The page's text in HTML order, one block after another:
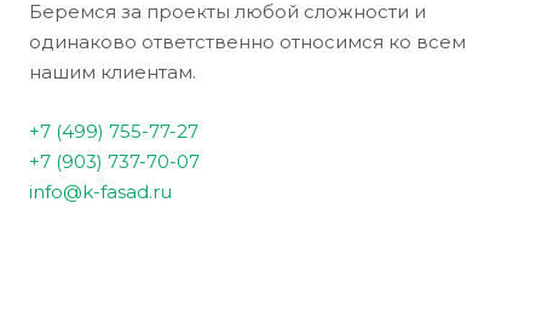
Беремся за проекты любой сложности и
одинаково ответственно относимся ко всем
нашим клиентам.
+7 (499) 755-77-27
+7 (903) 737-70-07
info@k-fasad.ru